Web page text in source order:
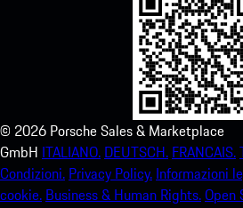
© 2026 Porsche Sales & Marketplace
GmbH ITALIANO. DEUTSCH. FRANCAIS.
Condizioni. Privacy Policy. Informazioni
cookie. Business & Human Rights.Open